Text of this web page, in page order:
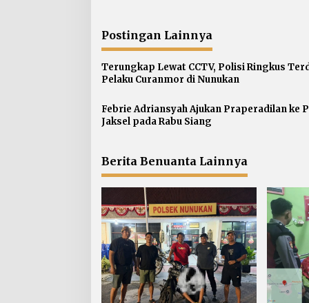
g
a
s
i
p
o
Postingan Lainnya
Terungkap Lewat CCTV, Polisi Ringkus
Pelaku Curanmor di Nunukan
Febrie Adriansyah Ajukan Praperadilan ke
Jaksel pada Rabu Siang
Berita Benuanta Lainnya